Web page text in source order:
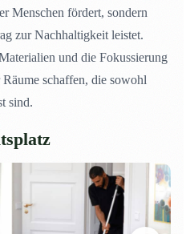
Menschen fördert, sondern
zur Nachhaltigkeit leistet.
und die Fokussierung
schaffen, die sowohl
sind.